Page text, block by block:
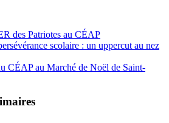
des Patriotes au CÉAP
scolaire : un uppercut au nez
CÉAP au Marché de Noël de Saint-